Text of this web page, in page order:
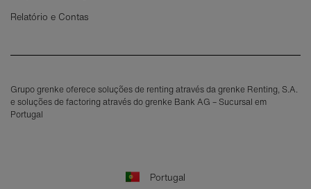
Relatório e Contas
Grupo grenke oferece soluções de renting através da grenke Renting, S.A.
e soluções de factoring através do grenke Bank AG – Sucursal em
Portugal
Portugal